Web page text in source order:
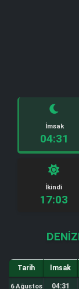
İmsak
04:31
İkindi
17:03
Tarih İmsak
6 Ağustos 04:31